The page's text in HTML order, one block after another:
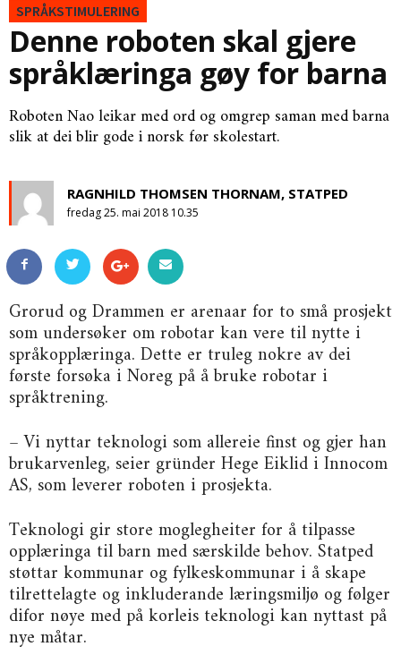
SPRÅKSTIMULERING
Denne roboten skal gjere
språklæringa gøy for barna
Roboten Nao leikar med ord og omgrep saman med barna
slik at dei blir gode i norsk før skolestart.
RAGNHILD THOMSEN THORNAM, STATPED
fredag 25. mai 2018 10.35
Grorud og Drammen er arenaar for to små prosjekt
som undersøker om robotar kan vere til nytte i
språkopplæringa. Dette er truleg nokre av dei
første forsøka i Noreg på å bruke robotar i
språktrening.
– Vi nyttar teknologi som allereie finst og gjer han
brukarvenleg, seier gründer Hege Eiklid i Innocom
AS, som leverer roboten i prosjekta.
Teknologi gir store moglegheiter for å tilpasse
opplæringa til barn med særskilde behov. Statped
støttar kommunar og fylkeskommunar i å skape
tilrettelagte og inkluderande læringsmiljø og følger
difor nøye med på korleis teknologi kan nyttast på
nye måtar.